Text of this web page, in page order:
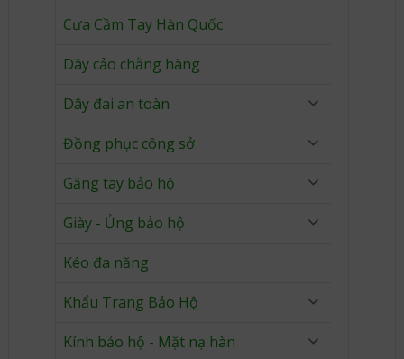
Cưa Cầm Tay Hàn Quốc
Dây cảo chằng hàng
Dây đai an toàn
Đồng phục công sở
Găng tay bảo hộ
Giày - Ủng bảo hộ
Kéo đa năng
Khẩu Trang Bảo Hộ
Kính bảo hộ - Mặt nạ hàn